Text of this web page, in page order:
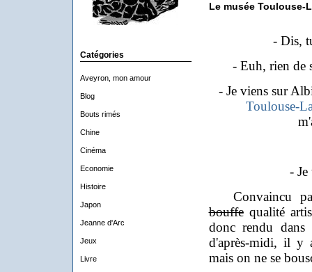
Catégories
Aveyron, mon amour
Blog
Bouts rimés
Chine
Cinéma
Economie
Histoire
Japon
Jeanne d'Arc
Jeux
Livre
Le musée Toulouse-
- Dis,
- Euh, rien de
- Je viens sur
Toulouse-
-
Convaincu
bouffequalité
donc rendu
d'après-midi, il y
mais on ne se